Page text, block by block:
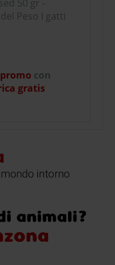
50 gr -
Peso I gatti
promo con
gratis